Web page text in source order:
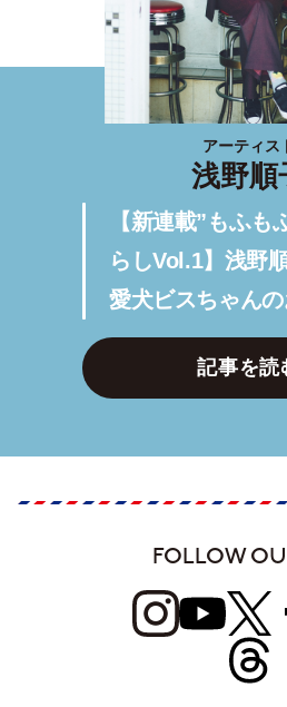
アーティス
浅野順
【新連載”もふも
らしVol.1】浅野
愛犬ビスちゃんの
記事を読
FOLLOW